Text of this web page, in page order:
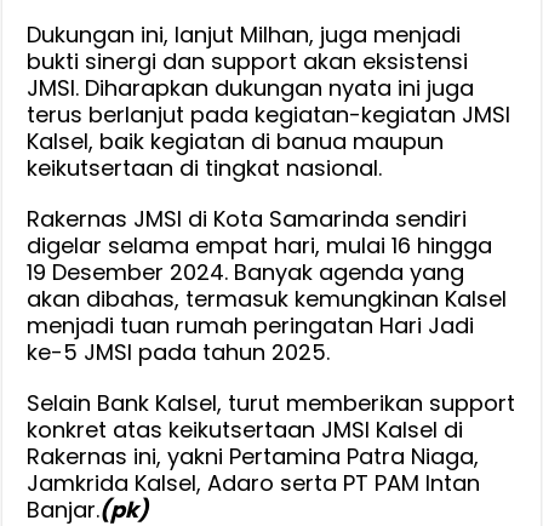
Dukungan ini, lanjut Milhan, juga menjadi
bukti sinergi dan support akan eksistensi
JMSI. Diharapkan dukungan nyata ini juga
terus berlanjut pada kegiatan-kegiatan JMSI
Kalsel, baik kegiatan di banua maupun
keikutsertaan di tingkat nasional.
Rakernas JMSI di Kota Samarinda sendiri
digelar selama empat hari, mulai 16 hingga
19 Desember 2024. Banyak agenda yang
akan dibahas, termasuk kemungkinan Kalsel
menjadi tuan rumah peringatan Hari Jadi
ke-5 JMSI pada tahun 2025.
Selain Bank Kalsel, turut memberikan support
konkret atas keikutsertaan JMSI Kalsel di
Rakernas ini, yakni Pertamina Patra Niaga,
Jamkrida Kalsel, Adaro serta PT PAM Intan
Banjar.(pk)